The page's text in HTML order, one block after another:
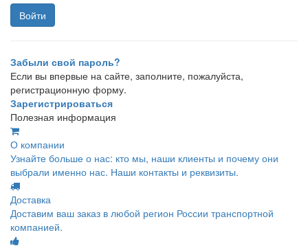
Забыли свой пароль?
Если вы впервые на сайте, заполните, пожалуйста,
регистрационную форму.
Зарегистрироваться
Полезная информация
О компании
Узнайте больше о нас: кто мы, наши клиенты и почему они
выбрали именно нас. Наши контакты и реквизиты.
Доставка
Доставим ваш заказ в любой регион России транспортной
компанией.